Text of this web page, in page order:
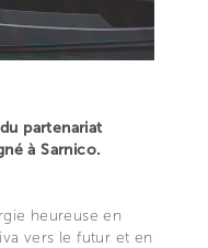
partenariat
à Sarnico.
heureuse en
vers le futur et en